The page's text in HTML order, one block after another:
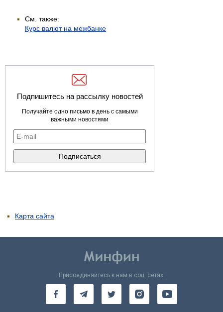
См. также:
Курс валют на межбанке
Подпишитесь на рассылку новостей
Получайте одно письмо в день с самыми
важными новостями
Карта сайта
Присоединяйтесь к нам в соц. сетях: